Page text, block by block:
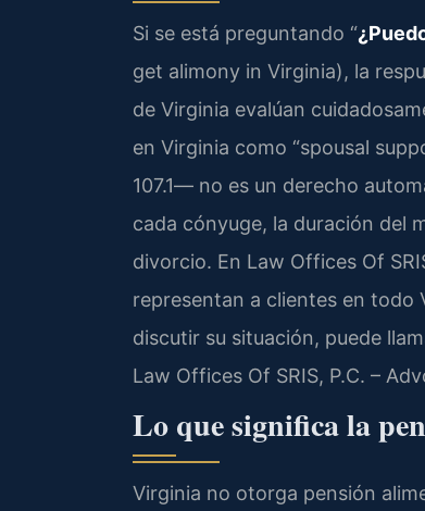
Si se está preguntando “
get alimony in Virginia), la
de Virginia evalúan
en Virginia como “spousal
107.1— no es un derecho
cada cónyuge, la duración del
divorcio. En Law Offices Of
representan a clientes en todo
discutir su situación, puede
Law Offices Of SRIS, P.C. –
Lo que significa la
Virginia no otorga pensión